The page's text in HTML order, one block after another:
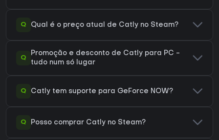
Q Qual é o preço atual de Catly no Steam?
Q
Promoção e desconto de Catly para PC -
tudo num só lugar
Q Catly tem suporte para GeForce NOW?
Q Posso comprar Catly no Steam?